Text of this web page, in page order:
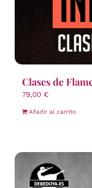
Clases de
79,00 €
Añadir al carrito